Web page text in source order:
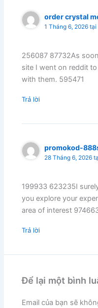
order crystal
1 Tháng 6, 2026
256087 87732As
site I went on reddit
with them. 595471
Trả lời
promokod-
28 Tháng 6, 2026
199933 623235I
you explore your
area of interest
Trả lời
Để lại một bình
Email của bạn sẽ